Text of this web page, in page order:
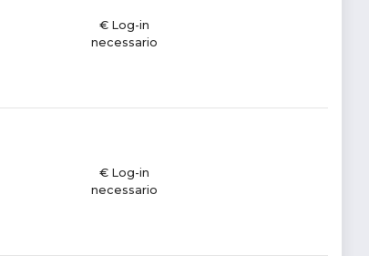
€ Log-in
necessario
€ Log-in
necessario